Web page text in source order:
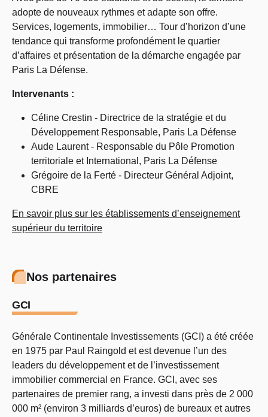
adopte de nouveaux rythmes et adapte son offre.
Services, logements, immobilier… Tour d’horizon d’une
tendance qui transforme profondément le quartier
d’affaires et présentation de la démarche engagée par
Paris La Défense.
Intervenants :
Céline Crestin - Directrice de la stratégie et du
Développement Responsable, Paris La Défense
Aude Laurent - Responsable du Pôle Promotion
territoriale et International, Paris La Défense
Grégoire de la Ferté - Directeur Général Adjoint,
CBRE
En savoir plus sur les établissements d’enseignement
supérieur du territoire
Nos partenaires
GCI
Générale Continentale Investissements (GCI) a été créée
en 1975 par Paul Raingold et est devenue l’un des
leaders du développement et de l’investissement
immobilier commercial en France. GCI, avec ses
partenaires de premier rang, a investi dans près de 2 000
000 m² (environ 3 milliards d’euros) de bureaux et autres